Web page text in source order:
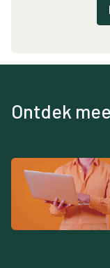
Ontdek